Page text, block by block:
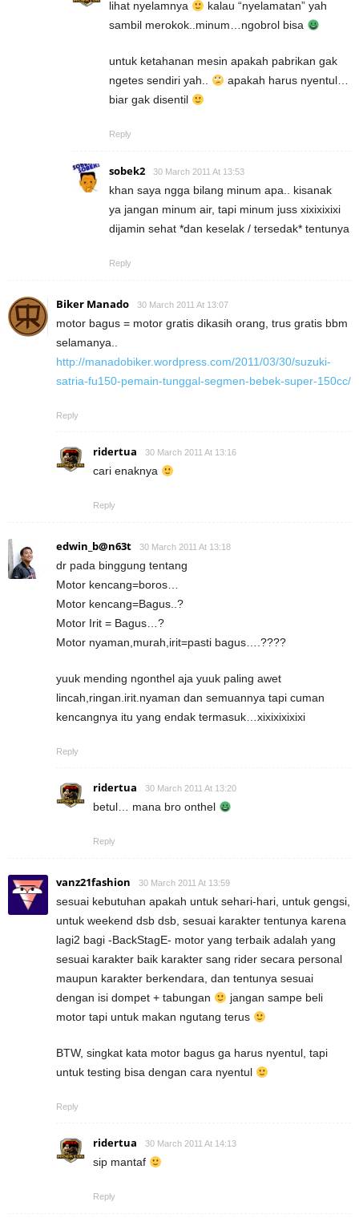
lihat nyelamnya
kalau “nyelamatan” yah
sambil merokok..minum…ngobrol bisa
untuk ketahanan mesin apakah pabrikan gak
ngetes sendiri yah..
apakah harus nyentul…
biar gak disentil
Reply
sobek2 30 March 2011 At 13:53
khan saya ngga bilang minum apa.. kisanak
ya jangan minum air, tapi minum juss xixixixixi
dijamin sehat *dan keselak / tersedak* tentunya
Reply
Biker Manado 30 March 2011 At 13:07
motor bagus = motor gratis dikasih orang, trus gratis bbm
selamanya..
http://manadobiker.wordpress.com/2011/03/30/suzuki-
satria-fu150-pemain-tunggal-segmen-bebek-super-150cc/
Reply
ridertua 30 March 2011 At 13:16
cari enaknya
Reply
edwin_b@n63t 30 March 2011 At 13:18
dr pada binggung tentang
Motor kencang=boros…
Motor kencang=Bagus..?
Motor Irit = Bagus…?
Motor nyaman,murah,irit=pasti bagus….????
yuuk mending ngonthel aja yuuk paling awet
lincah,ringan.irit.nyaman dan semuannya tapi cuman
kencangnya itu yang endak termasuk…xixixixixixi
Reply
ridertua 30 March 2011 At 13:20
betul… mana bro onthel
Reply
vanz21fashion 30 March 2011 At 13:59
sesuai kebutuhan apakah untuk sehari-hari, untuk gengsi,
untuk weekend dsb dsb, sesuai karakter tentunya karena
lagi2 bagi -BackStagE- motor yang terbaik adalah yang
sesuai karakter baik karakter sang rider secara personal
maupun karakter berkendara, dan tentunya sesuai
dengan isi dompet + tabungan
jangan sampe beli
motor tapi untuk makan ngutang terus
BTW, singkat kata motor bagus ga harus nyentul, tapi
untuk testing bisa dengan cara nyentul
Reply
ridertua 30 March 2011 At 14:13
sip mantaf
Reply